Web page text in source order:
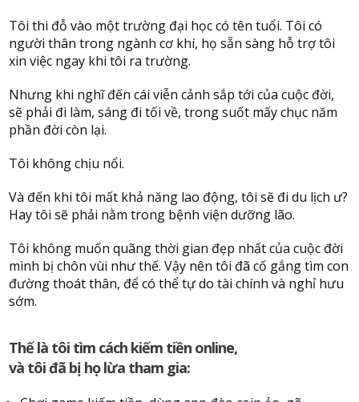
Tôi thi đỗ vào một trường đại học có tên tuổi. Tôi có
người thân trong ngành cơ khí, họ sẵn sàng hỗ trợ tôi
xin việc ngay khi tôi ra trường.
Nhưng khi nghĩ đến cái viễn cảnh sắp tới của cuộc đời,
sẽ phải đi làm, sáng đi tối về, trong suốt mấy chục năm
phần đời còn lại.
Tôi không chịu nổi.
Và đến khi tôi mất khả năng lao động, tôi sẽ đi du lịch ư?
Hay tôi sẽ phải nằm trong bệnh viện dưỡng lão.
Tôi không muốn quãng thời gian đẹp nhất của cuộc đời
mình bị chôn vùi như thế. Vậy nên tôi đã cố gắng tìm con
đường thoát thân, để có thể tự do tài chính và nghỉ hưu
sớm.
Thế là tôi tìm cách kiếm tiền online,
và tôi đã bị họ lừa tham gia: